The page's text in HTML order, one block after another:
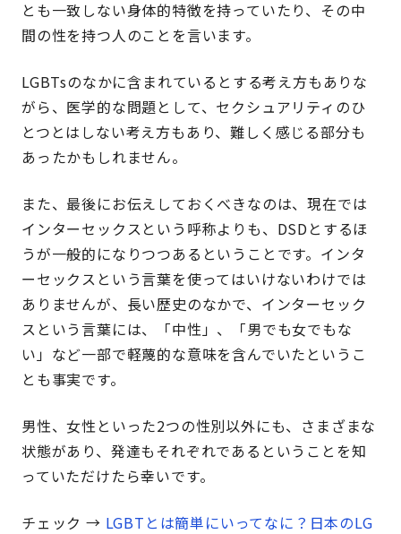
とも一致しない身体的特徴を持っていたり、その中
間の性を持つ人のことを言います。
LGBTsのなかに含まれているとする考え方もありな
がら、医学的な問題として、セクシュアリティのひ
とつとはしない考え方もあり、難しく感じる部分も
あったかもしれません。
また、最後にお伝えしておくべきなのは、現在では
インターセックスという呼称よりも、DSDとするほ
うが一般的になりつつあるということです。インタ
ーセックスという言葉を使ってはいけないわけでは
ありませんが、長い歴史のなかで、インターセック
スという言葉には、「中性」、「男でも女でもな
い」など一部で軽蔑的な意味を含んでいたというこ
とも事実です。
男性、女性といった2つの性別以外にも、さまざまな
状態があり、発達もそれぞれであるということを知
っていただけたら幸いです。
チェック → LGBTとは簡単にいってなに？日本のLG